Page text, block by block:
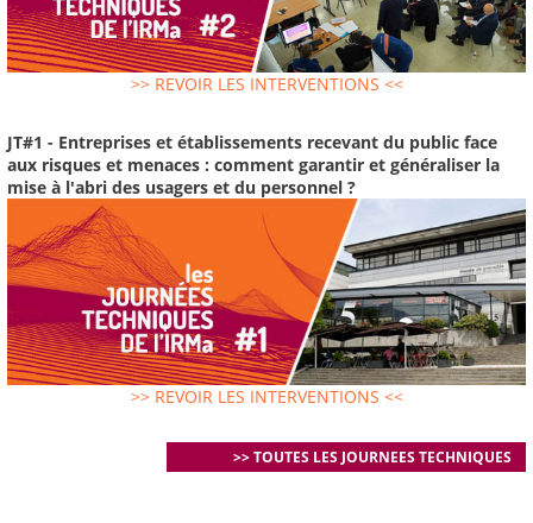
>> REVOIR LES INTERVENTIONS <<
JT#1 - Entreprises et établissements recevant du public face
aux risques et menaces : comment garantir et généraliser la
mise à l'abri des usagers et du personnel ?
>> REVOIR LES INTERVENTIONS <<
>> TOUTES LES JOURNEES TECHNIQUES